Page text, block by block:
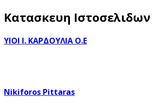
Κατασκευη Ιστοσελιδων
ΥΙΟΙ Ι. ΚΑΡΔΟΥΛΙΑ Ο.Ε
Nikiforos Pittaras